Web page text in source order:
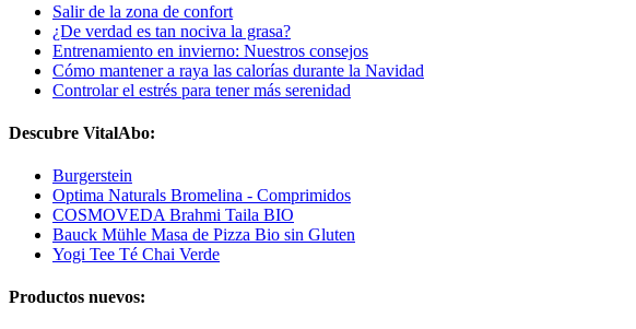
Salir de la zona de confort
¿De verdad es tan nociva la grasa?
Entrenamiento en invierno: Nuestros consejos
Cómo mantener a raya las calorías durante la Navidad
Controlar el estrés para tener más serenidad
Descubre VitalAbo:
Burgerstein
Optima Naturals Bromelina - Comprimidos
COSMOVEDA Brahmi Taila BIO
Bauck Mühle Masa de Pizza Bio sin Gluten
Yogi Tee Té Chai Verde
Productos nuevos: